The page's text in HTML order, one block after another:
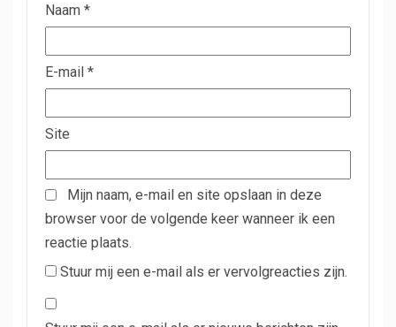
Naam *
E-mail *
Site
Mijn naam, e-mail en site opslaan in deze
browser voor de volgende keer wanneer ik een
reactie plaats.
Stuur mij een e-mail als er vervolgreacties zijn.